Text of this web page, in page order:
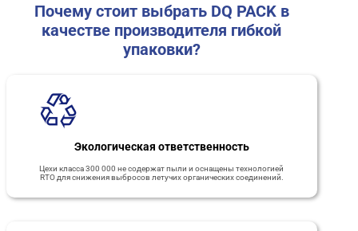
Почему стоит выбрать DQ PACK в
качестве производителя гибкой
упаковки?
Экологическая ответственность
Цехи класса 300 000 не содержат пыли и оснащены технологией
RTO для снижения выбросов летучих органических соединений.